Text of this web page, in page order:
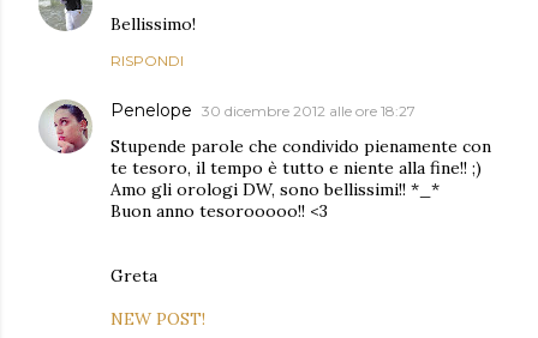
Bellissimo!
RISPONDI
Penelope 30 dicembre 2012 alle ore 18:27
Stupende parole che condivido pienamente con
te tesoro, il tempo è tutto e niente alla fine!! ;)
Amo gli orologi DW, sono bellissimi!! *_*
Buon anno tesorooooo!! <3
Greta
NEW POST!